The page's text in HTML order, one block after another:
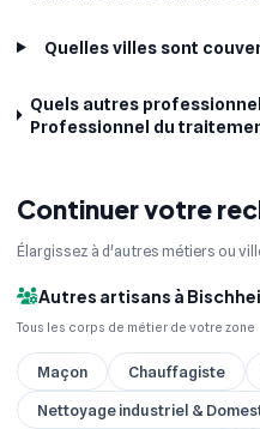
Quelles villes sont
Quels autres
Professionnel du
Continuer votre
Élargissez à d'autres métiers ou
Autres artisans à
Tous les corps de métier de votre zone
Maçon Chauffagiste
Nettoyage industriel &